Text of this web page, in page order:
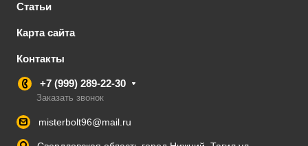
Статьи
Карта сайта
Контакты
+7 (999) 289-22-30
Заказать звонок
misterbolt96@mail.ru